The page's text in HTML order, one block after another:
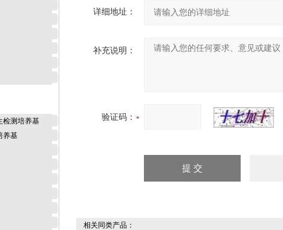
检测培养基
养基
详细地址：
补充说明：
验证码：
相关同类产品：